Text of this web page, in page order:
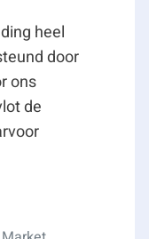
voorzien
jaloezieën;
van
elektra, data en
heel
door
ons
de